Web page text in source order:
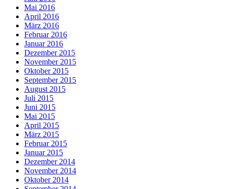
Mai 2016
April 2016
März 2016
Februar 2016
Januar 2016
Dezember 2015
November 2015
Oktober 2015
September 2015
August 2015
Juli 2015
Juni 2015
Mai 2015
April 2015
März 2015
Februar 2015
Januar 2015
Dezember 2014
November 2014
Oktober 2014